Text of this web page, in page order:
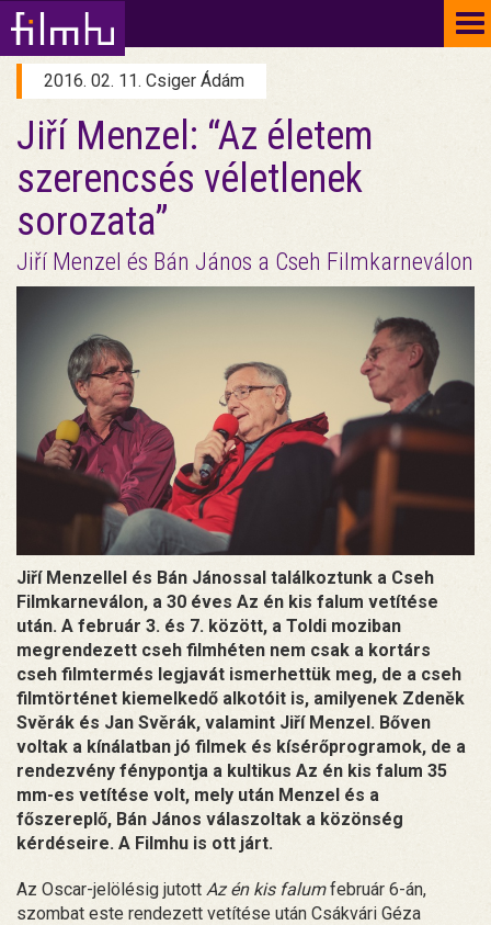
2016. 02. 11. Csiger Ádám
Jiří Menzel: “Az életem
szerencsés véletlenek
sorozata”
Jiří Menzel és Bán János a Cseh Filmkarneválon
Jiří Menzellel és Bán Jánossal találkoztunk a Cseh
Filmkarneválon, a 30 éves Az én kis falum vetítése
után. A február 3. és 7. között, a Toldi moziban
megrendezett cseh filmhéten nem csak a kortárs
cseh filmtermés legjavát ismerhettük meg, de a cseh
filmtörténet kiemelkedő alkotóit is, amilyenek Zdeněk
Svěrák és Jan Svěrák, valamint Jiří Menzel. Bőven
voltak a kínálatban jó filmek és kísérőprogramok, de a
rendezvény fénypontja a kultikus Az én kis falum 35
mm-es vetítése volt, mely után Menzel és a
főszereplő, Bán János válaszoltak a közönség
kérdéseire. A Filmhu is ott járt.
Az Oscar-jelölésig jutott Az én kis falumfebruár 6-án,
szombat este rendezett vetítése után Csákvári Géza